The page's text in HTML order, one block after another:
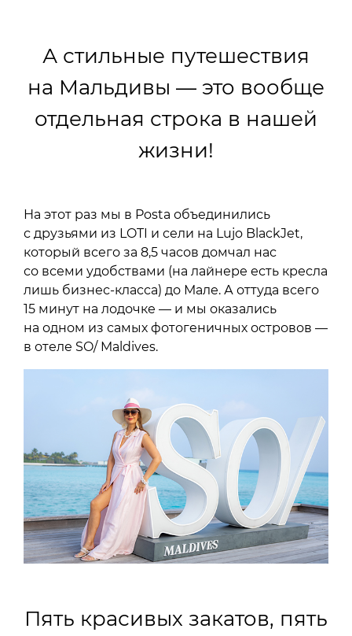
А стильные путешествия
на Мальдивы — это вообще
отдельная строка в нашей
жизни!
На этот раз мы в Posta объединились
с друзьями из LOTI и сели на Lujo BlackJet,
который всего за 8,5 часов домчал нас
со всеми удобствами (на лайнере есть кресла
лишь бизнес-класса) до Мале. А оттуда всего
15 минут на лодочке — и мы оказались
на одном из самых фотогеничных островов —
в отеле SO/ Maldives.
Пять красивых закатов, пять